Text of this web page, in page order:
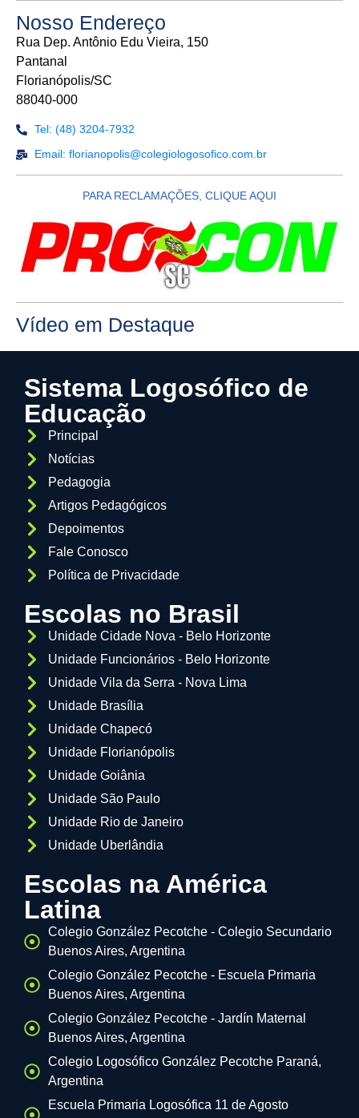
Nosso Endereço
Rua Dep. Antônio Edu Vieira, 150
Pantanal
Florianópolis/SC
88040-000
Tel: (48) 3204-7932
Email: florianopolis@colegiologosofico.com.br
PARA RECLAMAÇÕES, CLIQUE AQUI
Vídeo em Destaque
Sistema Logosófico de
Educação
Principal
Notícias
Pedagogia
Artigos Pedagógicos
Depoimentos
Fale Conosco
Política de Privacidade
Escolas no Brasil
Unidade Cidade Nova - Belo Horizonte
Unidade Funcionários - Belo Horizonte
Unidade Vila da Serra - Nova Lima
Unidade Brasília
Unidade Chapecó
Unidade Florianópolis
Unidade Goiânia
Unidade São Paulo
Unidade Rio de Janeiro
Unidade Uberlândia
Escolas na América
Latina
Colegio González Pecotche - Colegio Secundario
Buenos Aires, Argentina
Colegio González Pecotche - Escuela Primaria
Buenos Aires, Argentina
Colegio González Pecotche - Jardín Maternal
Buenos Aires, Argentina
Colegio Logosófico González Pecotche Paraná,
Argentina
Escuela Primaria Logosófica 11 de Agosto